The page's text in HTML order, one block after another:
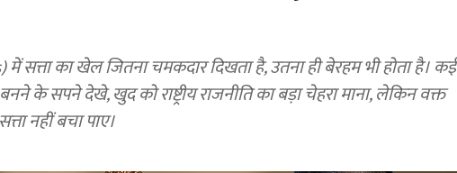
सत्ता का खेल जितना चमकदार दिखता है, उतना ही बेरहम भी होता है। कई
के सपने देखे, खुद को राष्ट्रीय राजनीति का बड़ा चेहरा माना, लेकिन वक्त
नहीं बचा पाए।